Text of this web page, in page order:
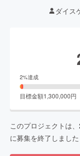
ダイス
2%達成
目標金額1,300,000円
このプロジェクトは、
に募集を終了しました